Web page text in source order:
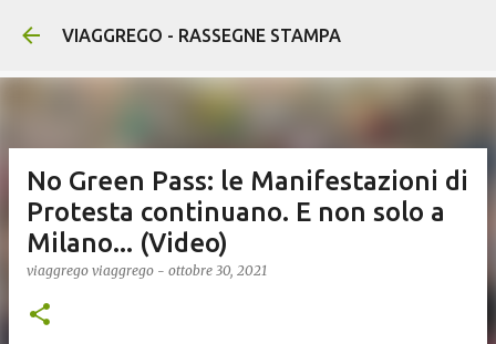
Passa ai contenuti principali
VIAGGREGO - RASSEGNE STAMPA
No Green Pass: le Manifestazioni di
Protesta continuano. E non solo a
Milano... (Video)
viaggrego viaggrego - ottobre 30, 2021